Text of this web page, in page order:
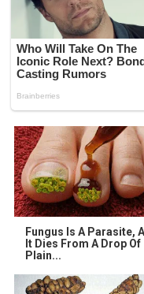
Fungus Is A Parasite,
It Dies From A Drop Of
Plain...